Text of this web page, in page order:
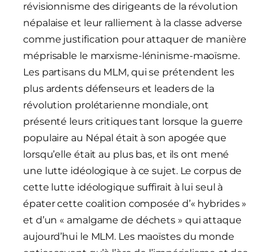
révisionnisme des dirigeants de la révolution
népalaise et leur ralliement à la classe adverse
comme justification pour attaquer de manière
méprisable le marxisme-léninisme-maoïsme.
Les partisans du MLM, qui se prétendent les
plus ardents défenseurs et leaders de la
révolution prolétarienne mondiale, ont
présenté leurs critiques tant lorsque la guerre
populaire au Népal était à son apogée que
lorsqu’elle était au plus bas, et ils ont mené
une lutte idéologique à ce sujet. Le corpus de
cette lutte idéologique suffirait à lui seul à
épater cette coalition composée d’« hybrides »
et d’un « amalgame de déchets » qui attaque
aujourd’hui le MLM. Les maoïstes du monde